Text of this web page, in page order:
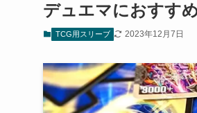
デュエマにおすす
TCG用スリーブ 2023年12月7日